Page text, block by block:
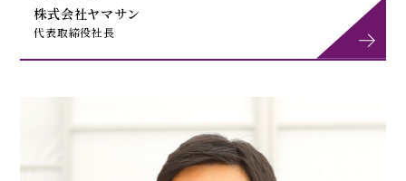
株式会社ヤマサン
代表取締役社長